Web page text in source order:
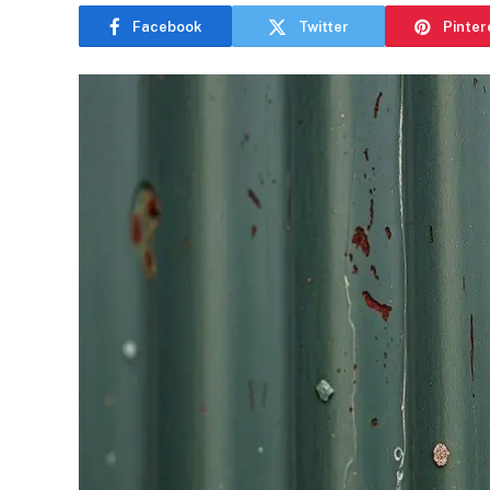
Facebook Twitter